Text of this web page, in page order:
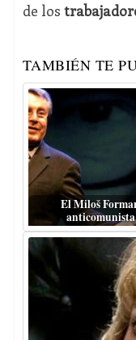
de los
TAMBIÉN TE
El Miloš
anticomunista